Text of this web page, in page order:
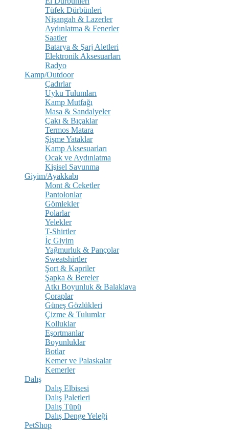
Tüfek Dürbünleri
Nişangah & Lazerler
Aydınlatma & Fenerler
Saatler
Batarya & Şarj Aletleri
Elektronik Aksesuarları
Radyo
Kamp/Outdoor
Çadırlar
Uyku Tulumları
Kamp Mutfağı
Masa & Sandalyeler
Çakı & Bıçaklar
Termos Matara
Şişme Yataklar
Kamp Aksesuarları
Ocak ve Aydınlatma
Kişisel Savunma
Giyim/Ayakkabı
Mont & Ceketler
Pantolonlar
Gömlekler
Polarlar
Yelekler
T-Shirtler
İç Giyim
Yağmurluk & Pançolar
Sweatshirtler
Şort & Kapriler
Şapka & Bereler
Atkı Boyunluk & Balaklava
Çoraplar
Güneş Gözlükleri
Çizme & Tulumlar
Kolluklar
Eşortmanlar
Boyunluklar
Botlar
Kemer ve Palaskalar
Kemerler
Dalış
Dalış Elbisesi
Dalış Paletleri
Dalış Tüpü
Dalış Denge Yeleği
PetShop